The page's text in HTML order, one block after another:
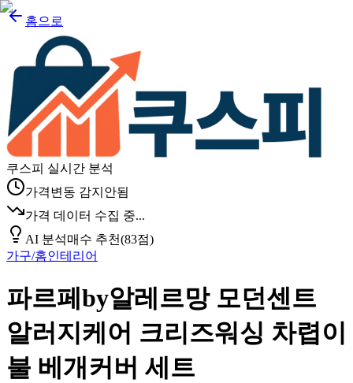
홈으로
쿠스피 실시간 분석
가격변동 감지안됨
가격 데이터 수집 중...
AI 분석매수 추천(83점)
가구/홈인테리어
파르페by알레르망 모던센트
알러지케어 크리즈워싱 차렵이
불 베개커버 세트